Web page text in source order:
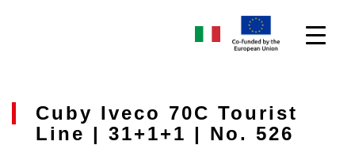
Cuby Iveco 70C Tourist
Line | 31+1+1 | No. 526